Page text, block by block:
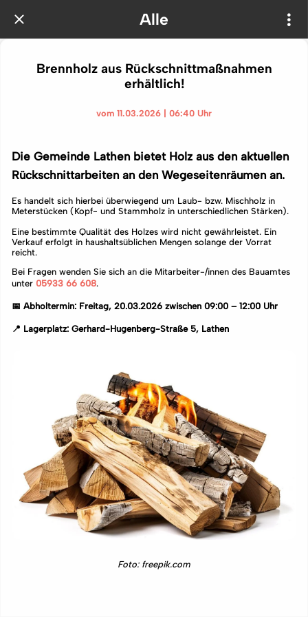
Alle
Brennholz aus Rückschnittmaßnahmen
erhältlich!
vom 11.03.2026 | 06:40 Uhr
Die Gemeinde Lathen bietet Holz aus den aktuellen
Rückschnittarbeiten an den Wegeseitenräumen an.
Es handelt sich hierbei überwiegend um Laub- bzw. Mischholz in
Meterstücken (Kopf- und Stammholz in unterschiedlichen Stärken).
Eine bestimmte Qualität des Holzes wird nicht gewährleistet. Ein
Verkauf erfolgt in haushaltsüblichen Mengen solange der Vorrat
reicht.
Bei Fragen wenden Sie sich an die Mitarbeiter-/innen des Bauamtes
unter 05933 66 608.
📅 Abholtermin: Freitag, 20.03.2026 zwischen 09:00 – 12:00 Uhr
📍 Lagerplatz: Gerhard-Hugenberg-Straße 5, Lathen
Foto: freepik.com